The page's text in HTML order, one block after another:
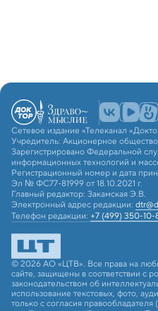
Сетевое издание «Телеканал
Учредитель: Акционерное
Зарегистрировано Федеральной
информационных технологий и
Регистрационный номер и дата
Эл № ФС77-81999 от 18.10.2021 г.
Главный редактор: Закамская Э.В.
Электронный адрес редакции:
Телефон редакции: +7 (499) 350-
© 2026 АО «ЦТВ». Все права на
сайте, защищены в соответствии с
законодательством об
использование текстовых, фото,
только с согласия